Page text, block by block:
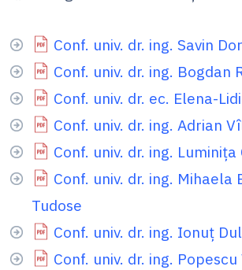
Conf. univ. dr. ing. Savin
Conf. univ. dr. ing. Bogdan
Conf. univ. dr. ec. Elena-
Conf. univ. dr. ing. Adrian
Conf. univ. dr. ing. Luminița
Conf. univ. dr. ing. Mihaela
Tudose
Conf. univ. dr. ing. Ionuț
Conf. univ. dr. ing. Popescu